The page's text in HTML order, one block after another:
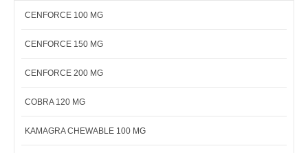
CENFORCE 100 MG
CENFORCE 150 MG
CENFORCE 200 MG
COBRA 120 MG
KAMAGRA CHEWABLE 100 MG